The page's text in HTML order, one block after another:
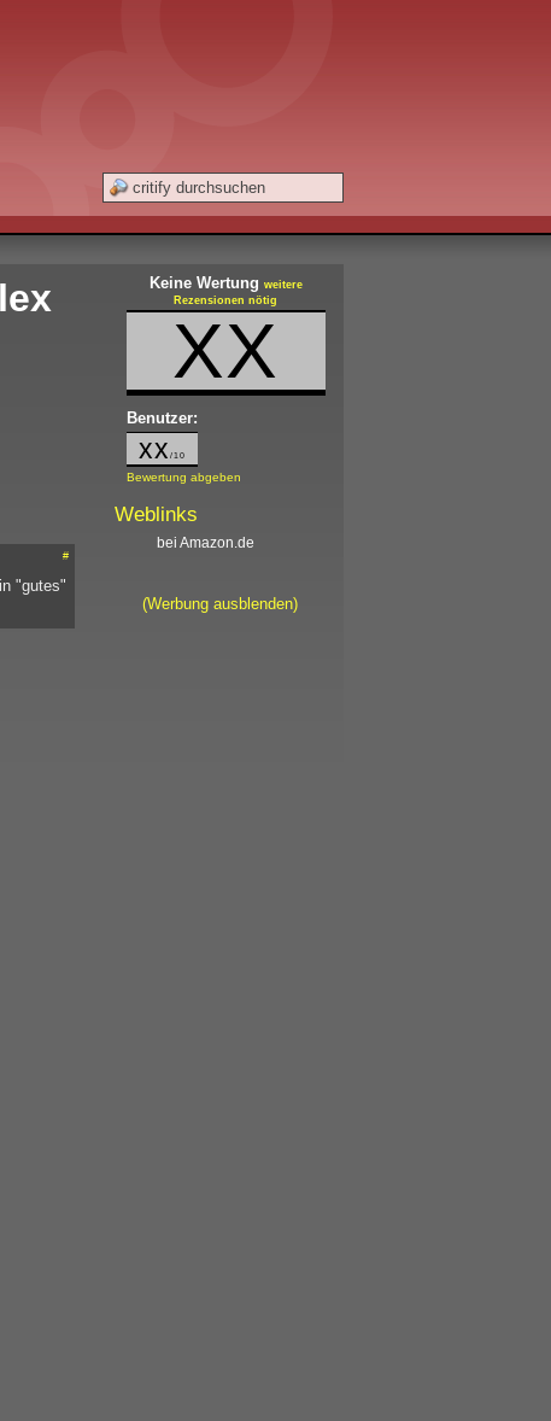
#
"gutes"
Keine Wertung weitere
Rezensionen nötig
XX
Benutzer:
xx /10
Bewertung abgeben
Weblinks
bei Amazon.de
(Werbung ausblenden)